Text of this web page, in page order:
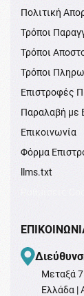
Πολιτική
Τρόποι
Τρόποι
Τρόποι
Επιστροφές
Παραλαβή με
Επικοινωνία
Φόρμα
llms.txt
Μεταξά
Ελλάδα |